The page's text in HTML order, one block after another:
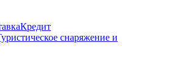
Кредит